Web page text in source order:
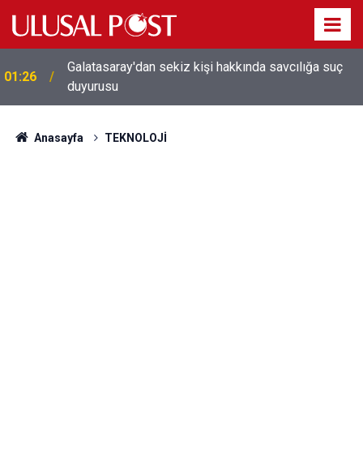
01:26
Galatasaray'dan sekiz kişi hakkında savcılığa suç
duyurusu
Anasayfa TEKNOLOJİ